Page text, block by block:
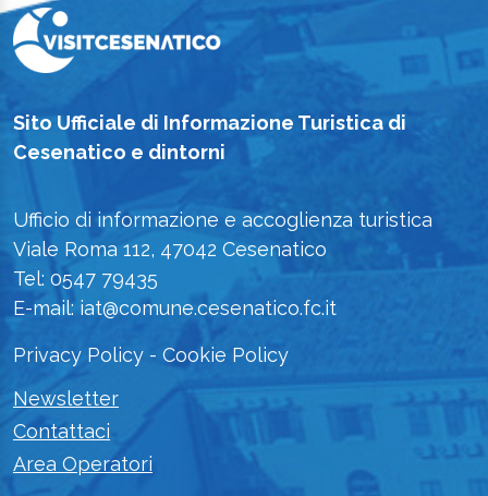
Sito Ufficiale di Informazione Turistica di
Cesenatico e dintorni
Ufficio di informazione e accoglienza turistica
Viale Roma 112, 47042 Cesenatico
Tel: 0547 79435
E-mail: iat@comune.cesenatico.fc.it
Privacy Policy - Cookie Policy
Newsletter
Contattaci
Area Operatori